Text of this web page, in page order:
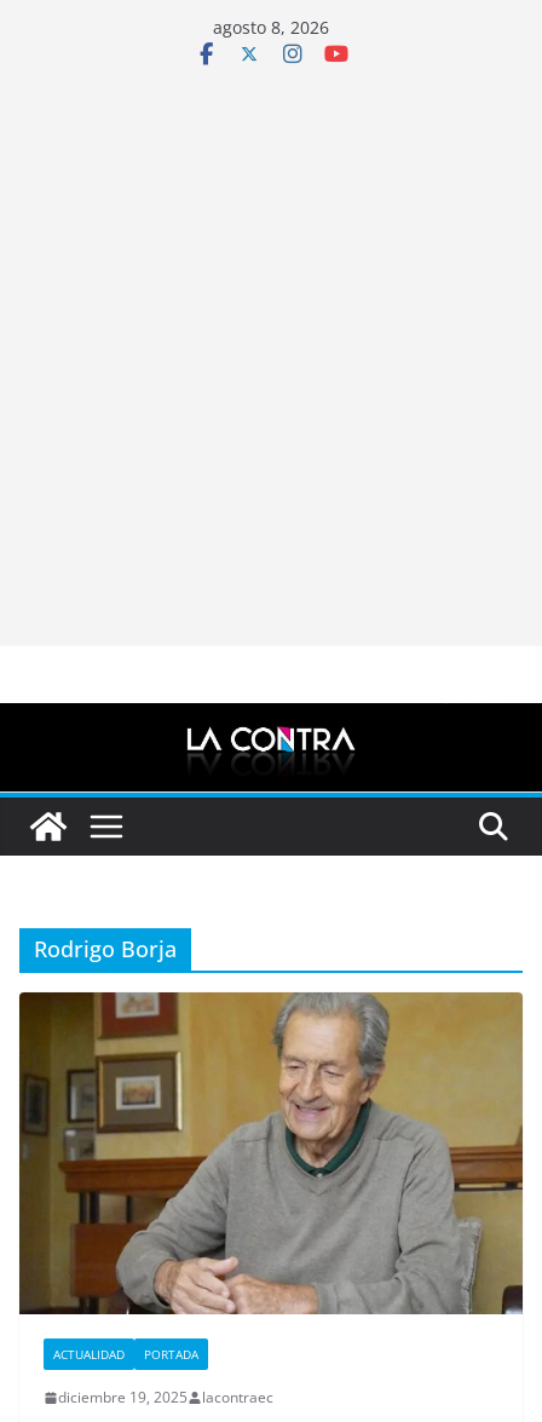
agosto 8, 2026
Rodrigo Borja
ACTUALIDAD PORTADA
diciembre 19, 2025 lacontraec